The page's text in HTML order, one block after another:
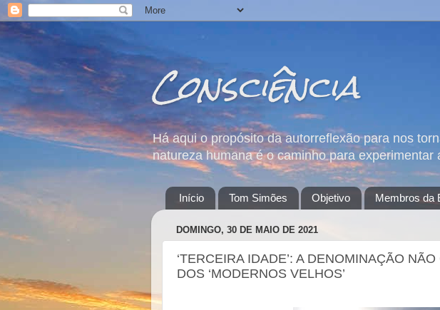
Consciência
Há aqui o propósito da autorreflexão para nos
natureza humana é o caminho para experimentar
Início Tom Simões Objetivo Membros da
DOMINGO, 30 DE MAIO DE 2021
‘TERCEIRA IDADE’: A DENOMINAÇÃO
DOS ‘MODERNOS VELHOS’